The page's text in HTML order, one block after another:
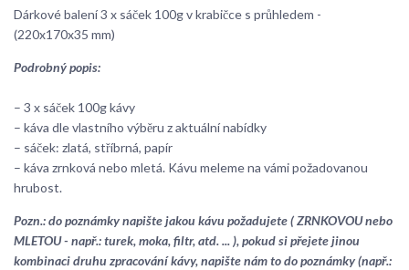
Dárkové balení 3 x sáček 100g v krabičce s průhledem -
(220x170x35 mm)
Podrobný popis:
– 3 x sáček 100g kávy
– káva dle vlastního výběru z aktuální nabídky
– sáček: zlatá, stříbrná, papír
– káva zrnková nebo mletá. Kávu meleme na vámi požadovanou
hrubost.
Pozn.: do poznámky napište jakou kávu požadujete ( ZRNKOVOU nebo
MLETOU - např.: turek, moka, filtr, atd. ... ), pokud si přejete jinou
kombinaci druhu zpracování kávy, napište nám to do poznámky (např.: